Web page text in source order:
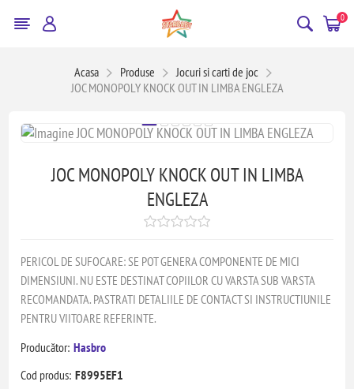
0
Acasa Produse
Jocuri si carti de joc
JOC MONOPOLY KNOCK OUT IN LIMBA ENGLEZA
JOC MONOPOLY KNOCK OUT IN LIMBA
ENGLEZA
PERICOL DE SUFOCARE: SE POT GENERA COMPONENTE DE MICI
DIMENSIUNI. NU ESTE DESTINAT COPIILOR CU VARSTA SUB VARSTA
RECOMANDATA. PASTRATI DETALIILE DE CONTACT SI INSTRUCTIUNILE
PENTRU VIITOARE REFERINTE.
Producător: Hasbro
Cod produs: F8995EF1